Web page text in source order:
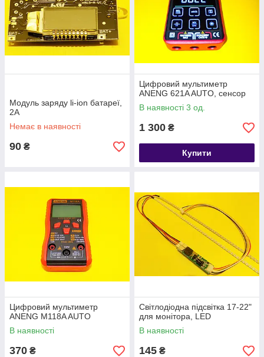
Модуль заряду li-ion батареї,
2А
Немає в наявності
90 ₴
Цифровий мультиметр
ANENG 621A AUTO, сенсор
В наявності 3 од.
1 300 ₴
Купити
Цифровий мультиметр
ANENG M118A AUTO
В наявності
370 ₴
Світлодіодна підсвітка 17-22"
для монітора, LED
В наявності
145 ₴